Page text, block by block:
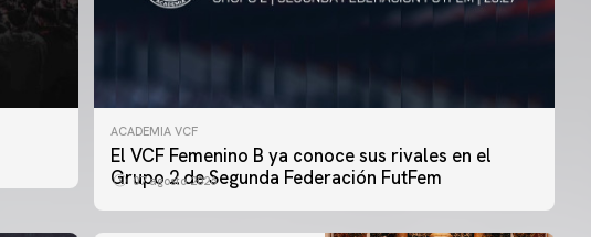
ACADEMIA VCF
El VCF Femenino B ya conoce sus rivales en el
Grupo 2 de Segunda Federación FutFem
07 agosto 2026